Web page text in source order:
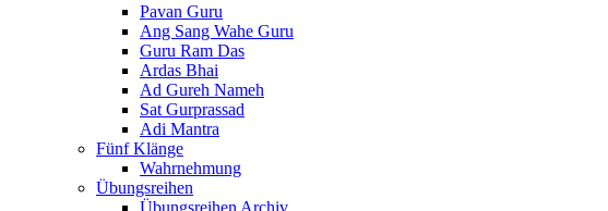
Pavan Guru
Ang Sang Wahe Guru
Guru Ram Das
Ardas Bhai
Ad Gureh Nameh
Sat Gurprassad
Adi Mantra
Fünf Klänge
Wahrnehmung
Übungsreihen
Übungsreihen Archiv